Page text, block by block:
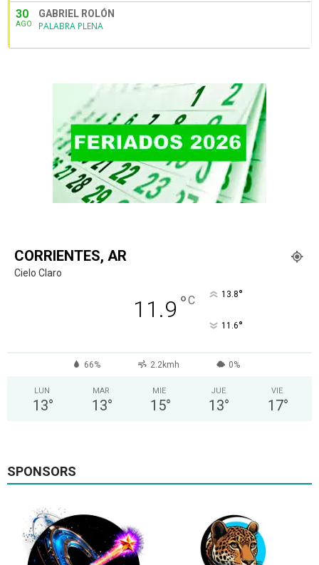
30
AGO
GABRIEL ROLÓN
PALABRA PLENA
CORRIENTES, AR
Cielo Claro
11.9 °C 13.8°
11.6°
66% 2.2kmh 0%
LUN
13°
MAR
13°
MIE
15°
JUE
13°
VIE
17°
SPONSORS